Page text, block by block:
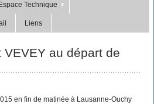
Technique
Liens
au départ de
en fin de matinée à Lausanne-Ouchy